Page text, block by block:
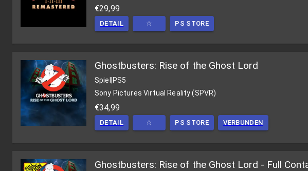
€29,99
DETAIL ☆ PS STORE
Ghostbusters: Rise of the Ghost Lord
Spiel
PS5
Sony Pictures Virtual Reality (SPVR)
€34,99
DETAIL ☆ PS STORE VERBUNDEN
Ghostbusters: Rise of the Ghost Lord - Full